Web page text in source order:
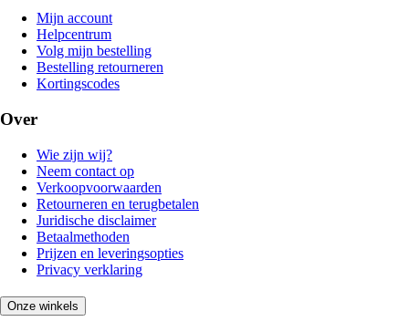
Mijn account
Helpcentrum
Volg mijn bestelling
Bestelling retourneren
Kortingscodes
Over
Wie zijn wij?
Neem contact op
Verkoopvoorwaarden
Retourneren en terugbetalen
Juridische disclaimer
Betaalmethoden
Prijzen en leveringsopties
Privacy verklaring
Onze winkels